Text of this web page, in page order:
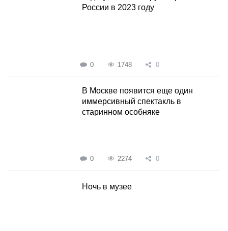
России в 2023 году
0 1748 0
В Москве появится еще один
иммерсивный спектакль в
старинном особняке
0 2274 0
Ночь в музее